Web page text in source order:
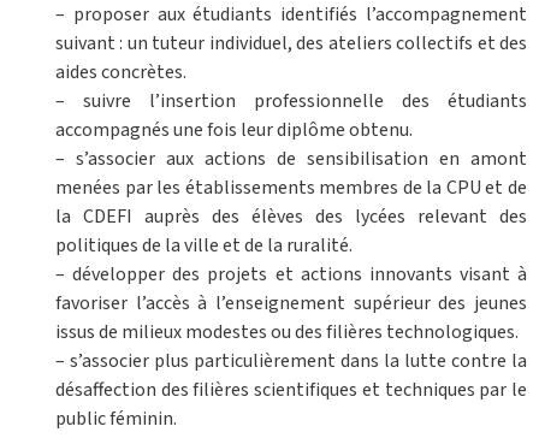
– proposer aux étudiants identifiés l’accompagnement
suivant : un tuteur individuel, des ateliers collectifs et des
aides concrètes.
– suivre l’insertion professionnelle des étudiants
accompagnés une fois leur diplôme obtenu.
– s’associer aux actions de sensibilisation en amont
menées par les établissements membres de la CPU et de
la CDEFI auprès des élèves des lycées relevant des
politiques de la ville et de la ruralité.
– développer des projets et actions innovants visant à
favoriser l’accès à l’enseignement supérieur des jeunes
issus de milieux modestes ou des filières technologiques.
– s’associer plus particulièrement dans la lutte contre la
désaffection des filières scientifiques et techniques par le
public féminin.